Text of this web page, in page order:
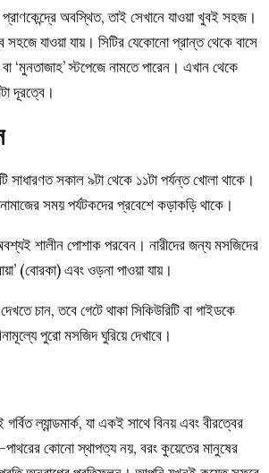
প্রাণকেন্দ্রে অবস্থিত, তাই সেখানে যাওয়া খুবই সহজ।
সহজে যাওয়া যায়। সিটির যেকোনো প্রান্ত থেকে বাসে
বা ‘মুনতাজাহ’ স্টপেজে নামতে পারেন। এখান থেকে
দূরত্বে।
সাধারণত সকাল ৯টা থেকে ১১টা পর্যন্ত খোলা থাকে।
সময় পর্যটকদের প্রবেশে কড়াকড়ি থাকে।
শালীন পোশাক পরবেন। নারীদের জন্য মসজিদের
(বোরকা) এবং ওড়না পাওয়া যায়।
চান, তবে গেটে থাকা সিকিউরিটি বা গাইডকে
পুরো মসজিদ ঘুরিয়ে দেখাবে।
ল্যান্ডমার্ক, যা একই সাথে বিনয় এবং বীরত্বের
কোনো স্থাপত্য নয়, বরং কুয়েতের মানুষের